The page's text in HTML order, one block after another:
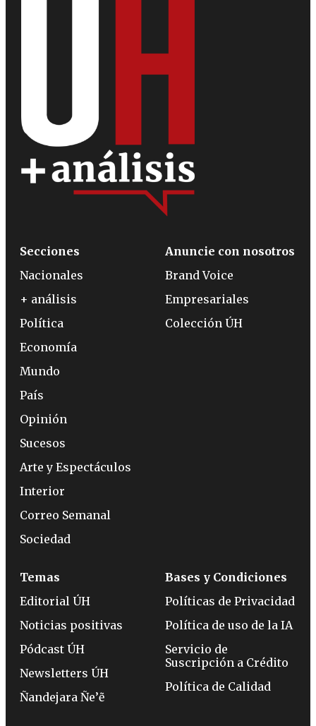
Secciones
Nacionales
+ análisis
Política
Economía
Mundo
País
Opinión
Sucesos
Arte y Espectáculos
Interior
Correo Semanal
Sociedad
Anuncie con nosotros
Brand Voice
Empresariales
Colección ÚH
Temas
Editorial ÚH
Noticias positivas
Pódcast ÚH
Newsletters ÚH
Ñandejara Ñe’ẽ
Bases y Condiciones
Políticas de Privacidad
Política de uso de la IA
Servicio de
Suscripción a Crédito
Política de Calidad